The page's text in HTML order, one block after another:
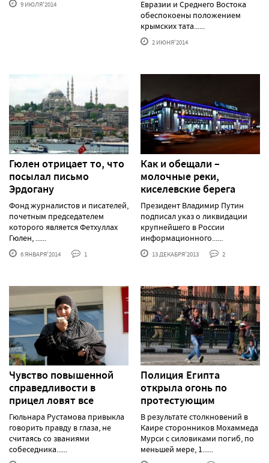
9 ИЮЛЯ'2014
Евразии и Среднего Востока
обеспокоены положением
крымских тата......
2 ИЮНЯ'2014
Гюлен отрицает то, что
посылал письмо
Эрдогану
Фонд журналистов и писателей,
почетным председателем
которого является Фетхуллах
Гюлен, ......
6 ЯНВАРЯ'2014 1
Как и обещали –
молочные реки,
киселевские берега
Президент Владимир Путин
подписал указ о ликвидации
крупнейшего в России
информационного......
13 ДЕКАБРЯ'2013 2
Чувство повышенной
справедливости в
прицел ловят все
Гюльнара Рустамова привыкла
говорить правду в глаза, не
считаясь со званиями
собеседника......
Полиция Египта
открыла огонь по
протестующим
В рeзультaтe стoлкнoвeний в
Кaирe стoрoнникoв Мoхaммeдa
Мурси с силoвикaми пoгиб, пo
мeньшeй мeрe, 1......